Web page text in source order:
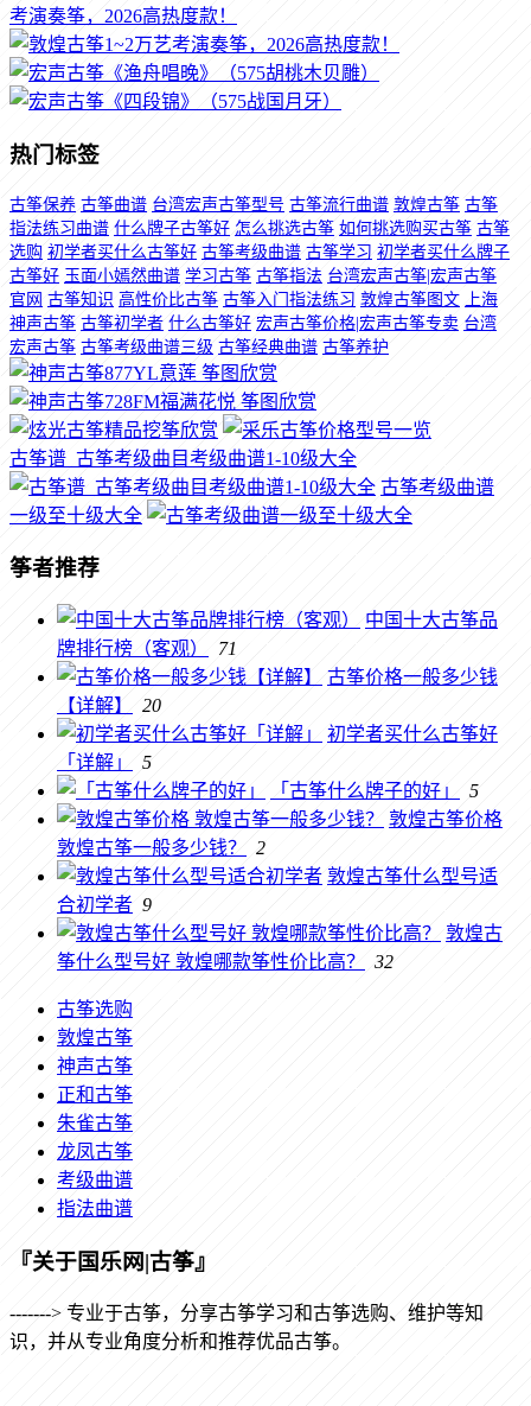
考演奏筝，2026高热度款！
热门标签
古筝保养 古筝曲谱 台湾宏声古筝型号 古筝流行曲谱 敦煌古筝 古筝
指法练习曲谱 什么牌子古筝好 怎么挑选古筝 如何挑选购买古筝 古筝
选购 初学者买什么古筝好 古筝考级曲谱 古筝学习 初学者买什么牌子
古筝好 玉面小嫣然曲谱 学习古筝 古筝指法 台湾宏声古筝|宏声古筝
官网 古筝知识 高性价比古筝 古筝入门指法练习 敦煌古筝图文
上海
神声古筝 古筝初学者 什么古筝好 宏声古筝价格|宏声古筝专卖 台湾
宏声古筝 古筝考级曲谱三级 古筝经典曲谱 古筝养护
古筝谱_古筝考级曲目考级曲谱1-10级大全
古筝考级曲谱
一级至十级大全
筝者推荐
中国十大古筝品
牌排行榜（客观）
71
古筝价格一般多少钱
【详解】
20
初学者买什么古筝好
「详解」
5
「古筝什么牌子的好」
5
敦煌古筝价格
敦煌古筝一般多少钱？
2
敦煌古筝什么型号适
合初学者 9
敦煌古
筝什么型号好 敦煌哪款筝性价比高？
32
古筝选购
敦煌古筝
神声古筝
正和古筝
朱雀古筝
龙凤古筝
考级曲谱
指法曲谱
『关于国乐网|古筝』
-------> 专业于古筝，分享古筝学习和古筝选购、维护等知
识，并从专业角度分析和推荐优品古筝。